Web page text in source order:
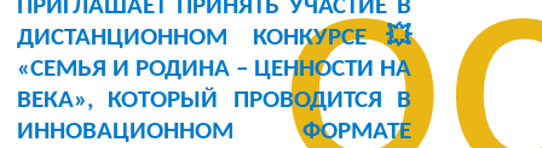
ПРИГЛАШАЕТ ПРИНЯТЬ УЧАСТИЕ В
ДИСТАНЦИОННОМ КОНКУРСЕ💥
«СЕМЬЯ И РОДИНА – ЦЕННОСТИ НА
ВЕКА», КОТОРЫЙ ПРОВОДИТСЯ В
ИННОВАЦИОННОМ ФОРМАТЕ